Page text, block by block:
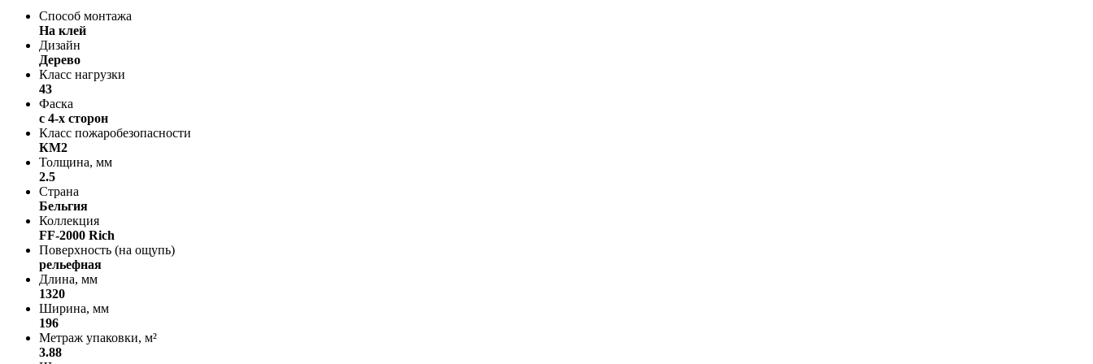
Способ монтажа
На клей
Дизайн
Дерево
Класс нагрузки
43
Фаска
с 4-х сторон
Класс пожаробезопасности
КМ2
Толщина, мм
2.5
Страна
Бельгия
Коллекция
FF-2000 Rich
Поверхность (на ощупь)
рельефная
Длина, мм
1320
Ширина, мм
196
Метраж упаковки, м²
3.88